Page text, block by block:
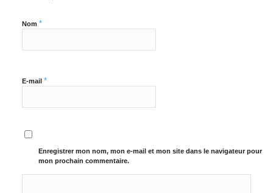
Nom *
E-mail *
Enregistrer mon nom, mon e-mail et mon site dans le navigateur pour
mon prochain commentaire.